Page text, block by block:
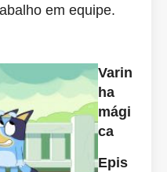
em equipe.
Varin
ha
mági
ca
Epis